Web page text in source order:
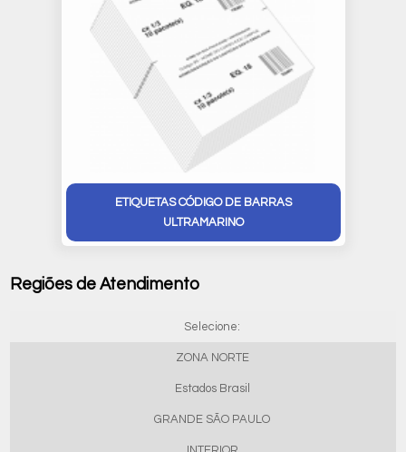
ETIQUETAS CÓDIGO DE BARRAS
ULTRAMARINO
Regiões de Atendimento
Selecione:
ZONA NORTE
Estados Brasil
GRANDE SÃO PAULO